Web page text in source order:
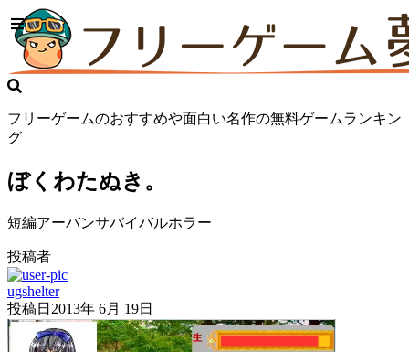
フリーゲームのおすすめや面白い名作の無料ゲームランキン
グ
ぼくわたぬき。
短編アーバンサバイバルホラー
投稿者
ugshelter
投稿日 2013年 6月 19日